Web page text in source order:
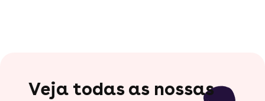
Veja todas as nossas